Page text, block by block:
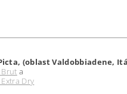
(oblast Valdobbiadene,
Brut a
Dry